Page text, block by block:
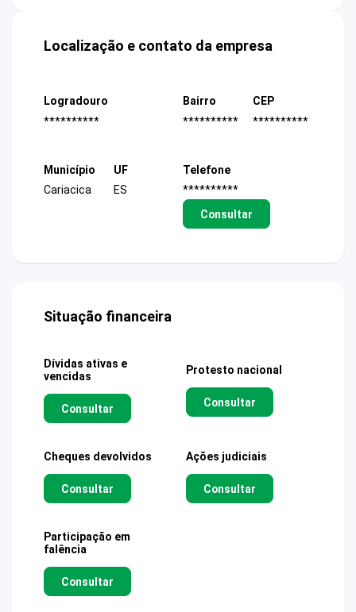
Localização e contato da empresa
Logradouro
**********
Bairro
**********
CEP
**********
Município
Cariacica
UF
ES
Telefone
**********
Consultar
Situação financeira
Dívidas ativas e
vencidas
Consultar
Protesto nacional
Consultar
Cheques devolvidos
Consultar
Ações judiciais
Consultar
Participação em
falência
Consultar